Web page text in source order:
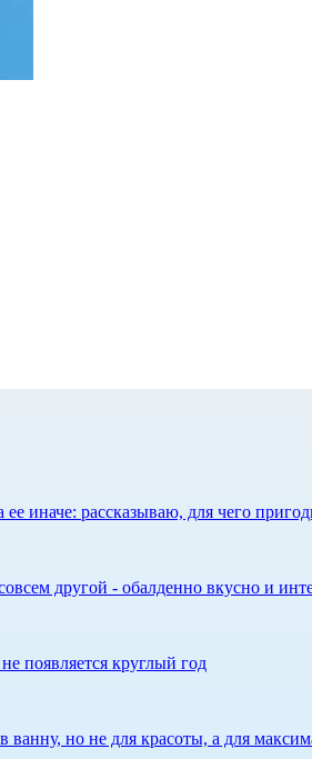
иначе: рассказываю, для чего
другой - обалденно вкусно и
появляется круглый год
но не для красоты, а для